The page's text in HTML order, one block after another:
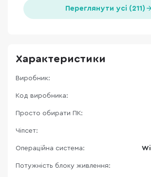
Переглянути усі (211)
Характеристики
Виробник:
Код виробника:
Просто обирати ПК:
Чіпсет:
Операційна система:
Потужність блоку живлення: